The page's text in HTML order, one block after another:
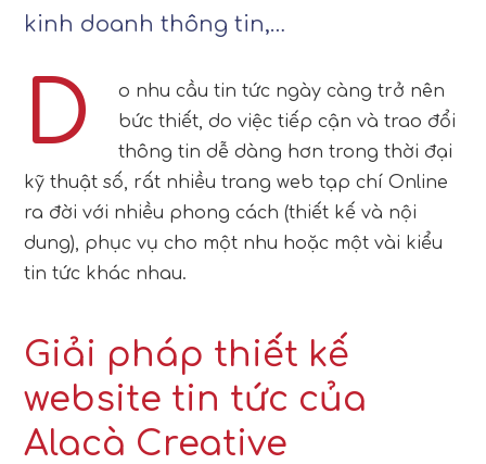
kinh doanh thông tin,…
D
o nhu cầu tin tức ngày càng trở nên
bức thiết, do việc tiếp cận và trao đổi
thông tin dễ dàng hơn trong thời đại
kỹ thuật số, rất nhiều trang web tạp chí Online
ra đời với nhiều phong cách (thiết kế và nội
dung), phục vụ cho một nhu hoặc một vài kiểu
tin tức khác nhau.
Giải pháp thiết kế
website tin tức của
Alacà Creative